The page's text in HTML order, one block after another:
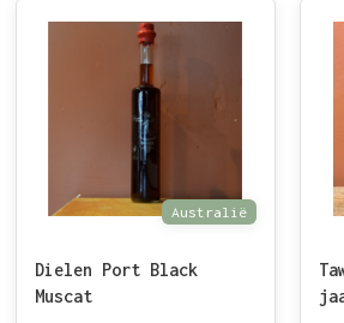
Australië
Dielen Port Black
Muscat